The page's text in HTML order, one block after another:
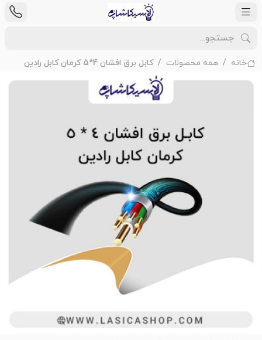
خانه همه محصولات کابل برق افشان 4*5 کرمان کابل رادین